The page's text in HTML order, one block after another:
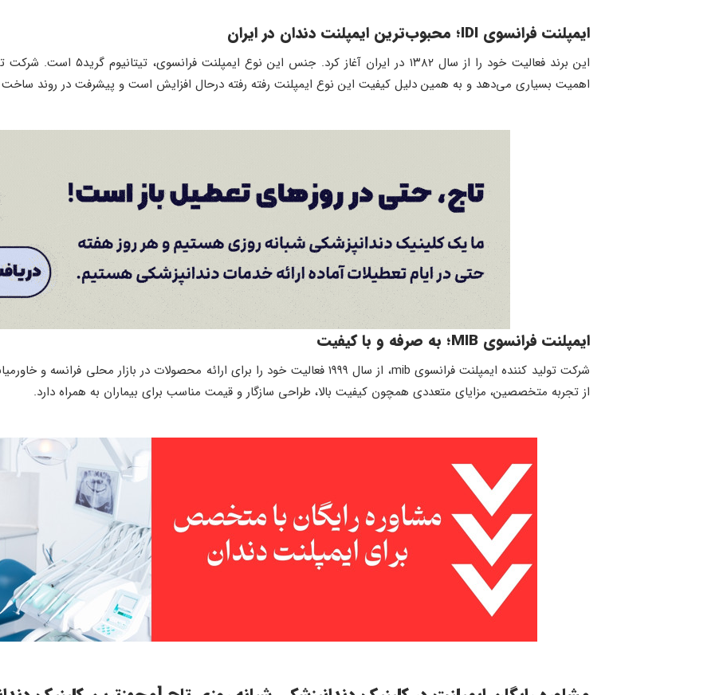
ایمپلنت فرانسوی IDI؛ محبوب‌ترین ایمپلنت دندان در ایران
اهمیت بسیاری می‌دهد و به همین دلیل کیفیت این نوع ایمپلنت رفته رفته درحال افزایش است و پیشرفت در روند
ایمپلنت فرانسوی MIB؛ به صرفه و با کیفیت
از تجربه متخصصین، مزایای متعددی همچون کیفیت بالا، طراحی سازگار و قیمت مناسب برای بیماران به همراه دارد.